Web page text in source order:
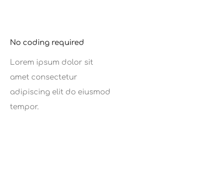
No coding required
Lorem ipsum dolor sit
amet consectetur
adipiscing elit do eiusmod
tempor.